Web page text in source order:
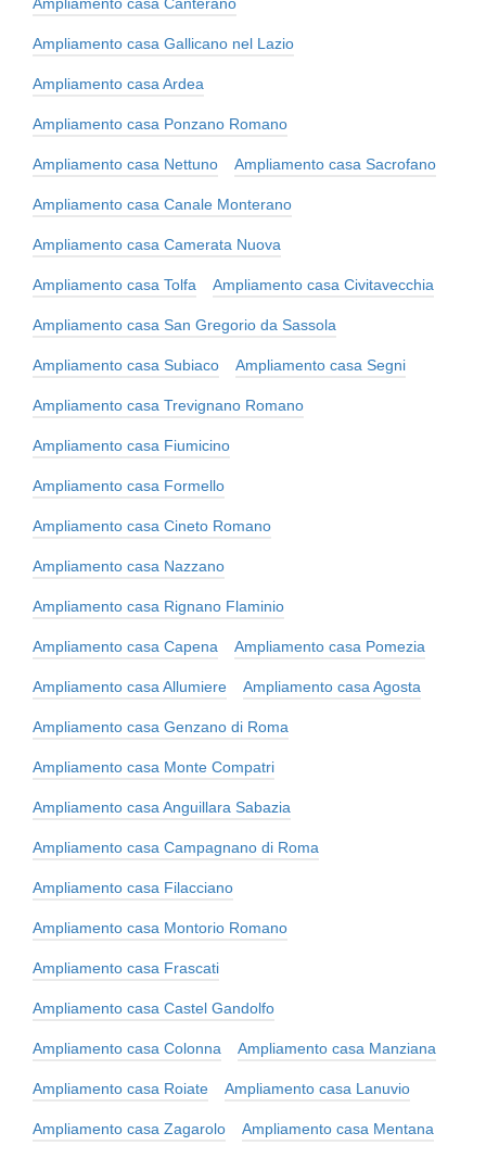
Ampliamento casa Gallicano nel Lazio
Ampliamento casa Ardea
Ampliamento casa Ponzano Romano
Ampliamento casa Nettuno Ampliamento casa Sacrofano
Ampliamento casa Canale Monterano
Ampliamento casa Camerata Nuova
Ampliamento casa Tolfa Ampliamento casa Civitavecchia
Ampliamento casa San Gregorio da Sassola
Ampliamento casa Subiaco Ampliamento casa Segni
Ampliamento casa Trevignano Romano
Ampliamento casa Fiumicino
Ampliamento casa Formello
Ampliamento casa Cineto Romano
Ampliamento casa Nazzano
Ampliamento casa Rignano Flaminio
Ampliamento casa Capena Ampliamento casa Pomezia
Ampliamento casa Allumiere Ampliamento casa Agosta
Ampliamento casa Genzano di Roma
Ampliamento casa Monte Compatri
Ampliamento casa Anguillara Sabazia
Ampliamento casa Campagnano di Roma
Ampliamento casa Filacciano
Ampliamento casa Montorio Romano
Ampliamento casa Frascati
Ampliamento casa Castel Gandolfo
Ampliamento casa Colonna Ampliamento casa Manziana
Ampliamento casa Roiate Ampliamento casa Lanuvio
Ampliamento casa Zagarolo Ampliamento casa Mentana